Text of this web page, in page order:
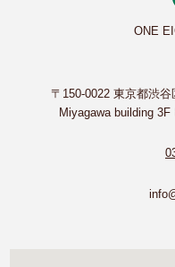
ONE
〒150-0022 東京都渋
Miyagawa building